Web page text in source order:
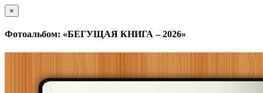
×
Фотоальбом: «БЕГУЩАЯ КНИГА – 2026»